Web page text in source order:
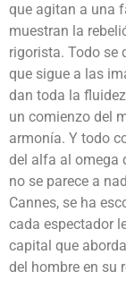
que agitan a una
muestran la
rigorista. Todo se
que sigue a las
dan toda la
un comienzo del
armonía. Y todo
del alfa al omega
no se parece a
Cannes, se ha
cada espectador
capital que
del hombre en su